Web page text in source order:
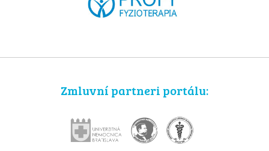
Zmluvní partneri portálu: